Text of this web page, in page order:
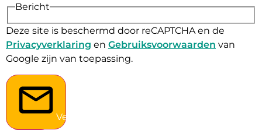
Bericht
Deze site is beschermd door reCAPTCHA en de
Privacyverklaring en Gebruiksvoorwaarden van
Google zijn van toepassing.
Verstuur